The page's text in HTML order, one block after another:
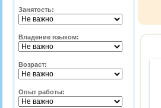
Занятость:
Владение языком:
Возраст:
Опыт работы: